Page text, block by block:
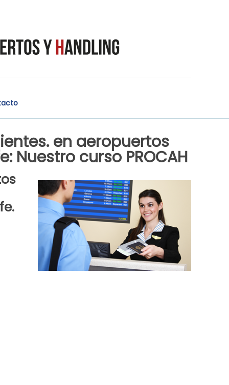
en aeropuertos
Nuestro curso PROCAH